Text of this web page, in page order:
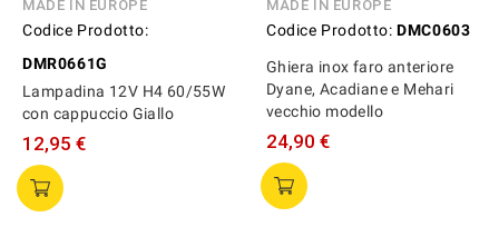
MADE IN EUROPE
Codice Prodotto:
DMR0661G
Lampadina 12V H4 60/55W
con cappuccio Giallo
12,95 €
MADE IN EUROPE
Codice Prodotto: DMC0603
Ghiera inox faro anteriore
Dyane, Acadiane e Mehari
vecchio modello
24,90 €